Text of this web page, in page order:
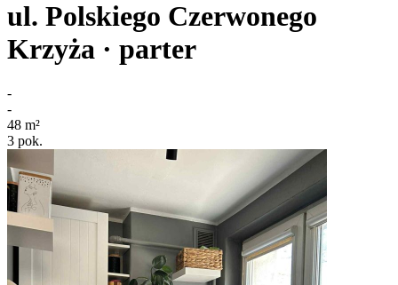
ul. Polskiego Czerwonego
Krzyża · parter
-
-
48 m²
3 pok.